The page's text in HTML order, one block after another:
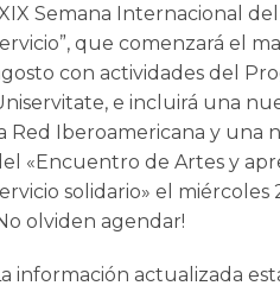
Semana Internacional
que comenzará el
con actividades del
e incluirá una
Red Iberoamericana y una
«Encuentro de Artes y
solidario» el miércoles
olviden agendar!
información actualizada
EDUCAR